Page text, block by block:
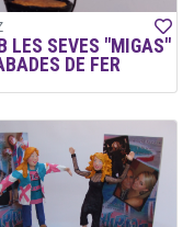
LES SEVES "MIGAS"
DE FER